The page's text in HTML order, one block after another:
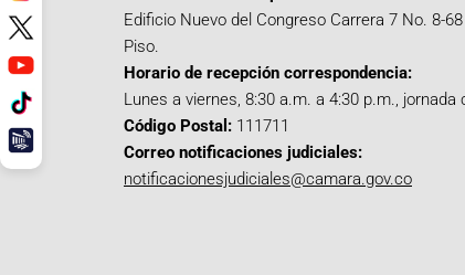
Edificio Nuevo del Congreso Carrera 7 No. 8-
Piso.
Horario de recepción correspondencia:
Lunes a viernes, 8:30 a.m. a 4:30 p.m., jornada
Código Postal: 111711
Correo notificaciones judiciales:
notificacionesjudiciales@camara.gov.co